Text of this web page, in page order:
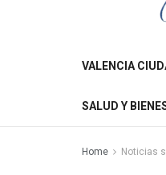
VALENCIA
SALUD Y
Home Noticias